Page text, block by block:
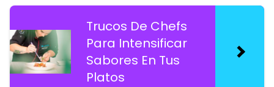
Trucos De Chefs
Para Intensificar
Sabores En Tus
Platos